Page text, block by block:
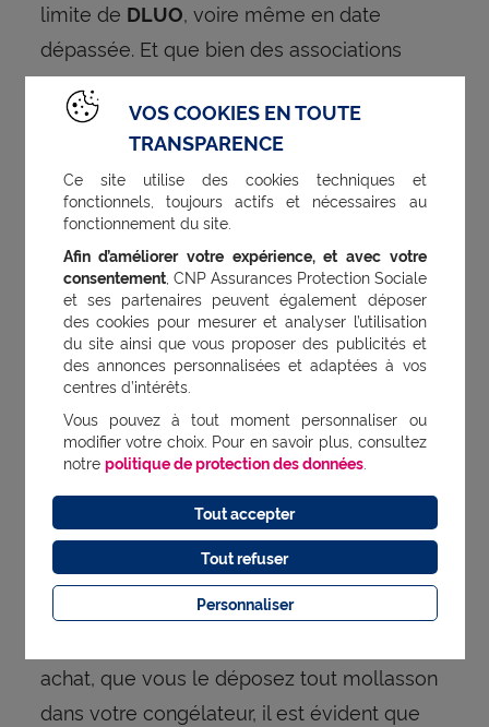
limite de DLUO, voire même en date
dépassée. Et que bien des associations
humanitaires sont heureuses de les
récupérer.
Le seul risque, c'est que ces produitssoient
moins bons, que leurs qualités
organoleptiques (goût, saveurs, texture,
parfum) en aient pris un coup. Des biscuits
peuvent devenir mous, le chocolat peut se
durcir, le thé ou le café s'éventer.
Pour les surgelés, lesDLUO, qui sont de 1 à
2 ans, sont inférieures aux durées de
conservation possible car on tient compte,
pour les fixer, des inévitables micro-
variations de température au cours de la vie
commerciale du produit. Mais si vous
achat, que vous le déposez tout mollasson
dans votre congélateur, il est évident que
VOS COOKIES EN TOUTE
TRANSPARENCE
Ce site utilise des cookies techniques et
fonctionnels, toujours actifs et nécessaires au
fonctionnement du site.
Afin d’améliorer votre expérience, et avec votre
consentement, CNP Assurances Protection Sociale
et ses partenaires peuvent également déposer
des cookies pour mesurer et analyser l’utilisation
du site ainsi que vous proposer des publicités et
des annonces personnalisées et adaptées à vos
centres d’intérêts.
Vous pouvez à tout moment personnaliser ou
modifier votre choix. Pour en savoir plus, consultez
notre politique de protection des données.
Personnaliser
Tout refuser
Tout accepter